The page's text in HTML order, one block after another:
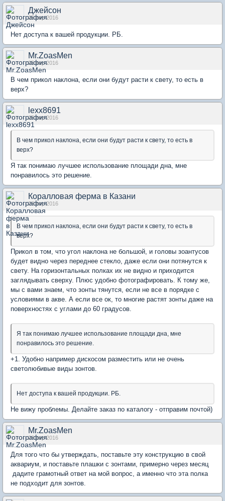
Джейсон
25 апр 2016
Нет доступа к вашей продукции. РБ.
Mr.ZoasMen
25 апр 2016
В чем прикол наклона, если они будут расти к свету, то есть в
верх?
lexx8691
25 апр 2016
В чем прикол наклона, если они будут расти к свету, то есть в
верх?
Я так понимаю лучшее использование площади дна, мне
понравилось это решение.
Коралловая ферма в Казани
26 апр 2016
В чем прикол наклона, если они будут расти к свету, то есть в
верх?
Прикол в том, что угол наклона не большой, и головы зоантусов
будет видно через переднее стекло, даже если они потянутся к
свету. На горизонтальных полках их не видно и приходится
заглядывать сверху. Плюс удобно фотографировать. К тому же,
мы с вами знаем, что зонты тянутся, если не все в порядке с
условиями в акве. А если все ок, то многие растят зонты даже на
поверхностях с углами до 60 градусов.
Я так понимаю лучшее использование площади дна, мне
понравилось это решение.
+1. Удобно например дискосом разместить или не очень
светолюбивые виды зонтов.
Нет доступа к вашей продукции. РБ.
Не вижу проблемы. Делайте заказ по каталогу - отправим почтой)
Mr.ZoasMen
26 апр 2016
Для того что бы утверждать, поставьте эту конструкцию в свой
аквариум, и поставьте плашки с зонтами, примерно через месяц
дадите грамотный ответ на мой вопрос, а именно что эта полка
не подходит для зонтов.